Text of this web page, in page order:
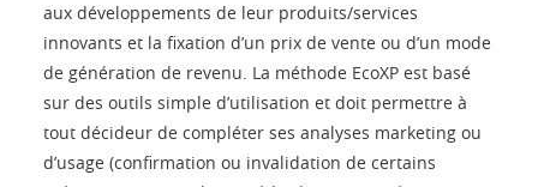
aux développements de leur produits/services
innovants et la fixation d’un prix de vente ou d’un mode
de génération de revenu. La méthode EcoXP est basé
sur des outils simple d’utilisation et doit permettre à
tout décideur de compléter ses analyses marketing ou
d’usage (confirmation ou invalidation de certains